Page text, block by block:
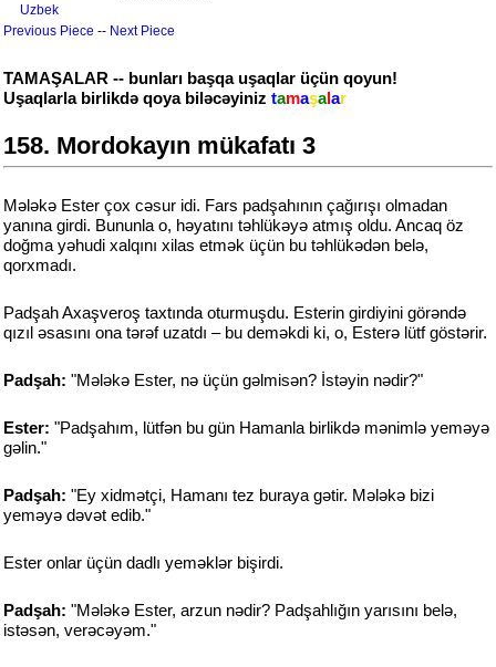
Uzbek
Previous Piece -- Next Piece
TAMAŞALAR -- bunları başqa uşaqlar üçün qoyun!
Uşaqlarla birlikdə qoya biləcəyiniz tamaşalar
158. Mordokayın mükafatı 3
Mələkə Ester çox cəsur idi. Fars padşahının çağırışı olmadan
yanına girdi. Bununla o, həyatını təhlükəyə atmış oldu. Ancaq öz
doğma yəhudi xalqını xilas etmək üçün bu təhlükədən belə,
qorxmadı.
Padşah Axaşveroş taxtında oturmuşdu. Esterin girdiyini görəndə
qızıl əsasını ona tərəf uzatdı – bu deməkdi ki, o, Esterə lütf göstərir.
Padşah: "Mələkə Ester, nə üçün gəlmisən? İstəyin nədir?"
Ester: "Padşahım, lütfən bu gün Hamanla birlikdə mənimlə yeməyə
gəlin."
Padşah: "Ey xidmətçi, Hamanı tez buraya gətir. Mələkə bizi
yeməyə dəvət edib."
Ester onlar üçün dadlı yeməklər bişirdi.
Padşah: "Mələkə Ester, arzun nədir? Padşahlığın yarısını belə,
istəsən, verəcəyəm."